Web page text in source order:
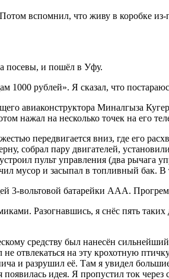
вспомнил, что живу в коробке
посевы, и пошёл в Уфу.
1000 рублей». Я сказал, что
авиаконструктора Миналгыза
нажал на несколько точек на
передвигается вниз, где его
собрал пару двигателей,
пульт управления (два рычага
мусор и засыпал в топливный бак.
вольтовой батарейки AAA.
Разогнавшись, я снёс пять
средству был нанесён
отвлекаться на эту крохотную
и разрушил её. Там я увидел
идея. Я пропустил ток